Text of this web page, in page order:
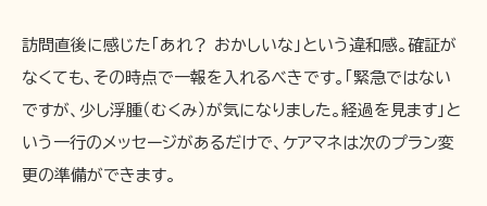
訪問直後に感じた「あれ？ おかしいな」という違和感。確証が
なくても、その時点で一報を入れるべきです。「緊急ではない
ですが、少し浮腫（むくみ）が気になりました。経過を見ます」と
いう一行のメッセージがあるだけで、ケアマネは次のプラン変
更の準備ができます。